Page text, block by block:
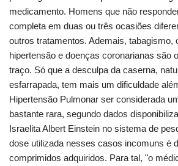
medicamento. Homens que não
completa em duas ou três ocasiões
outros tratamentos. Ademais, tabagismo,
hipertensão e doenças coronarianas são
traço. Só que a desculpa da caserna,
esfarrapada, tem mais um dificuldade
Hipertensão Pulmonar ser considerada
bastante rara, segundo dados
Israelita Albert Einstein no sistema de
dose utilizada nesses casos incomuns é
comprimidos adquiridos. Para tal, "o